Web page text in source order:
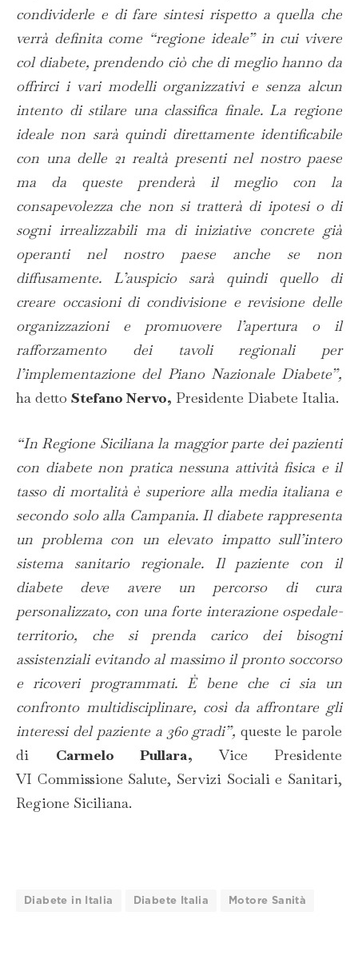
condividerle e di fare sintesi rispetto a quella che
verrà definita come “regione ideale” in cui vivere
col diabete, prendendo ciò che di meglio hanno da
offrirci i vari modelli organizzativi e senza alcun
intento di stilare una classifica finale. La regione
ideale non sarà quindi direttamente identificabile
con una delle 21 realtà presenti nel nostro paese
ma da queste prenderà il meglio con la
consapevolezza che non si tratterà di ipotesi o di
sogni irrealizzabili ma di iniziative concrete già
operanti nel nostro paese anche se non
diffusamente. L’auspicio sarà quindi quello di
creare occasioni di condivisione e revisione delle
organizzazioni e promuovere l’apertura o il
rafforzamento dei tavoli regionali per
l’implementazione del Piano Nazionale Diabete”,
ha detto Stefano Nervo, Presidente Diabete Italia.
“In Regione Siciliana la maggior parte dei pazienti
con diabete non pratica nessuna attività fisica e il
tasso di mortalità è superiore alla media italiana e
secondo solo alla Campania. Il diabete rappresenta
un problema con un elevato impatto sull’intero
sistema sanitario regionale. Il paziente con il
diabete deve avere un percorso di cura
personalizzato, con una forte interazione ospedale-
territorio, che si prenda carico dei bisogni
assistenziali evitando al massimo il pronto soccorso
e ricoveri programmati. È bene che ci sia un
confronto multidisciplinare, così da affrontare gli
interessi del paziente a 360 gradi”, queste le parole
di Carmelo Pullara,Vice Presidente
VI Commissione Salute, Servizi Sociali e Sanitari,
Regione Siciliana.
Diabete in Italia Diabete Italia Motore Sanità